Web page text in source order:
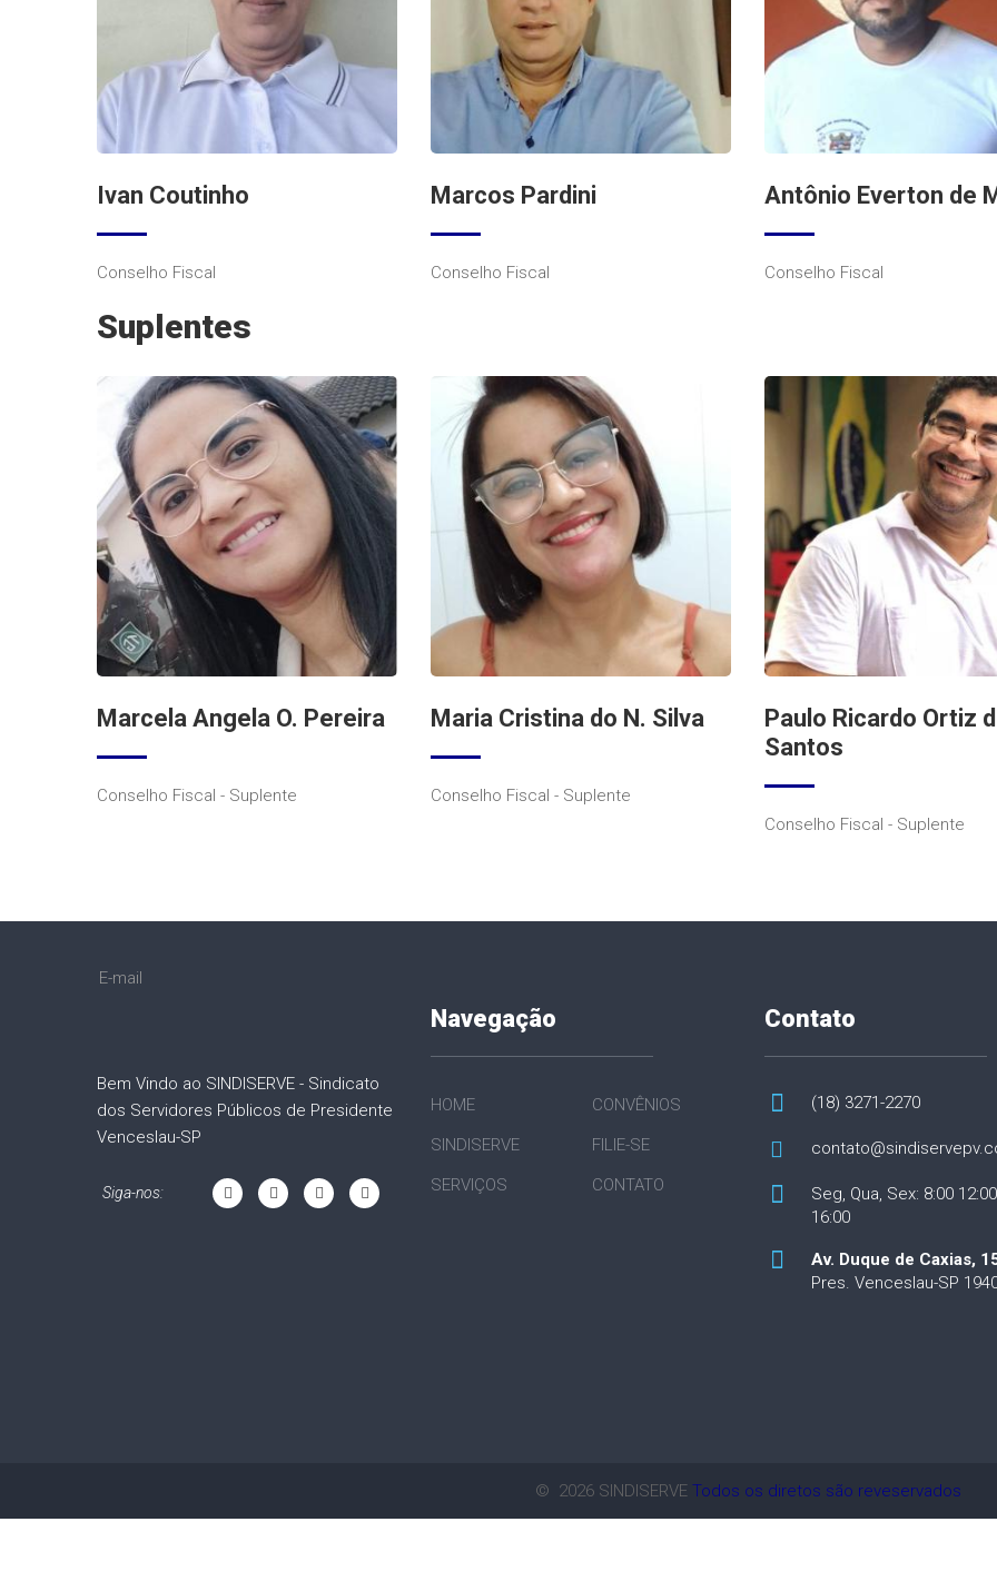
Ivan Coutinho
Conselho Fiscal
Marcos Pardini
Conselho Fiscal
Antônio Everton de
Conselho Fiscal
Suplentes
Marcela Angela O. Pereira
Conselho Fiscal - Suplente
Maria Cristina do N. Silva
Conselho Fiscal - Suplente
Paulo Ricardo Ortiz
Santos
Conselho Fiscal - Suplente
Bem Vindo ao SINDISERVE - Sindicato
dos Servidores Públicos de Presidente
Venceslau-SP
Siga-nos:
Navegação
HOME
SINDISERVE
SERVIÇOS
CONVÊNIOS
FILIE-SE
CONTATO
Contato
(18) 3271-2270
Seg, Qua, Sex: 8:00
16:00
Av. Duque de Caxias,
Pres. Venceslau-SP
E-mail
© 2026SINDISERVE Todos os diretos são reveservados